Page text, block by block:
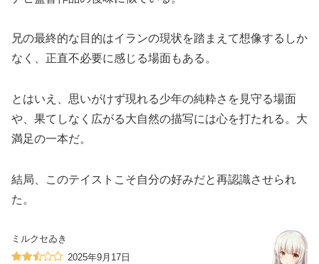
兄の最終的な目的はイランの現状を踏まえて想像するしか
なく、正直不必要に感じる場面もある。
とはいえ、思いがけず現れる少年の純粋さを見守る場面
や、果てしなく広がる大自然の描写には心を打たれる。大
満足の一本だ。
結局、このテイストこそ自分の好みだと再認識させられ
た。
ミルクセゐき
2025年9月17日